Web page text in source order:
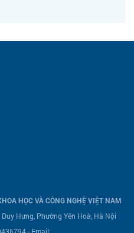
HỌC VÀ CÔNG NGHỆ VIỆT NAM
Hưng, Phường Yên Hoà, Hà Nội